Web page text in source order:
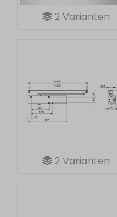
2Varianten
2Varianten